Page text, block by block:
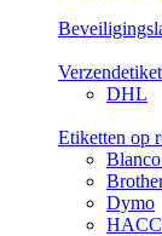
DHL
Etiketten op
Dymo